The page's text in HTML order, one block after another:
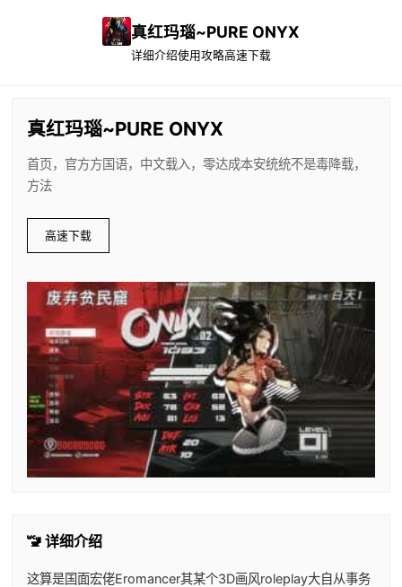
真红玛瑙~PURE ONYX
详细介绍使用攻略高速下载
真红玛瑙~PURE ONYX
首页，官方方国语，中文载入，零达成本安统统不是毒降载，
方法
高速下载
🚾 详细介绍
这算是国面宏佬Eromancer其某个3D画风roleplay大自从事务